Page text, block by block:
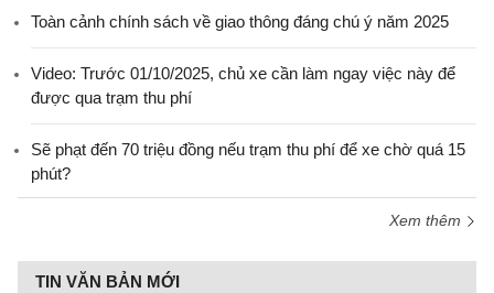
Toàn cảnh chính sách về giao thông đáng chú ý năm 2025
Video: Trước 01/10/2025, chủ xe cần làm ngay việc này để
được qua trạm thu phí
Sẽ phạt đến 70 triệu đồng nếu trạm thu phí để xe chờ quá 15
phút?
Xem thêm
TIN VĂN BẢN MỚI